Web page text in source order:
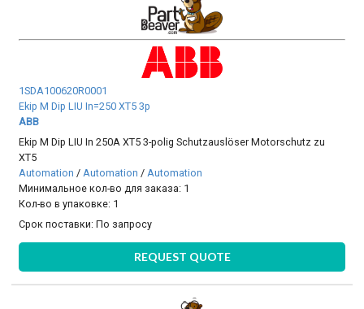
1SDA100620R0001
Ekip M Dip LIU In=250 XT5 3p
ABB
Ekip M Dip LIU In 250A XT5 3-polig Schutzauslöser Motorschutz zu
XT5
Automation /Automation /Automation
Минимальное кол-во для заказа: 1
Кол-во в упаковке: 1
Срок поставки:По запросу
REQUEST QUOTE